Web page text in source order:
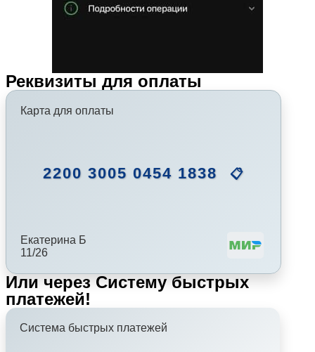
Реквизиты для оплаты
Карта для оплаты
2200 3005 0454 1838 📋
Екатерина Б
11/26
Или через Систему быстрых
платежей!
Система быстрых платежей